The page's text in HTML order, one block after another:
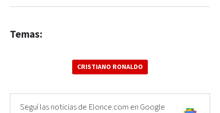
Temas:
CRISTIANO RONALDO
Seguí las noticias de Elonce.com en Google